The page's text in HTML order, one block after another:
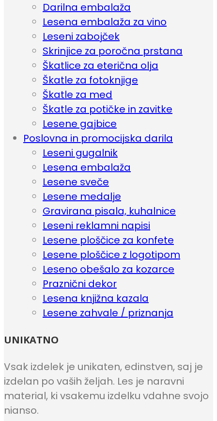
Darilna embalaža
Lesena embalaža za vino
Leseni zabojček
Skrinjice za poročna prstana
Škatlice za eterična olja
Škatle za fotoknjige
Škatle za med
Škatle za potičke in zavitke
Lesene gajbice
Poslovna in promocijska darila
Leseni gugalnik
Lesena embalaža
Lesene sveče
Lesene medalje
Gravirana pisala, kuhalnice
Leseni reklamni napisi
Lesene ploščice za konfete
Lesene ploščice z logotipom
Leseno obešalo za kozarce
Praznični dekor
Lesena knjižna kazala
Lesene zahvale / priznanja
UNIKATNO
Vsak izdelek je unikaten, edinstven, saj je
izdelan po vaših željah. Les je naravni
material, ki vsakemu izdelku vdahne svojo
nianso.